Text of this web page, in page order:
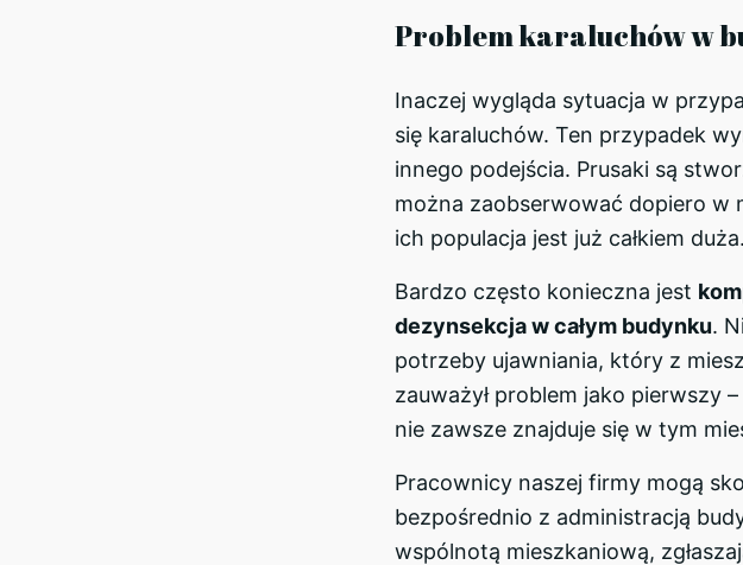
Problem karaluchów w
Inaczej wygląda sytuacja w
się karaluchów. Ten przypadek
innego podejścia. Prusaki są
można zaobserwować dopiero w
ich populacja jest już całkiem duża.
Bardzo często konieczna jest
dezynsekcja w całym budynku.
potrzeby ujawniania, który z
zauważył problem jako pierwszy
nie zawsze znajduje się w tym
Pracownicy naszej firmy mogą
bezpośrednio z administracją
wspólnotą mieszkaniową,